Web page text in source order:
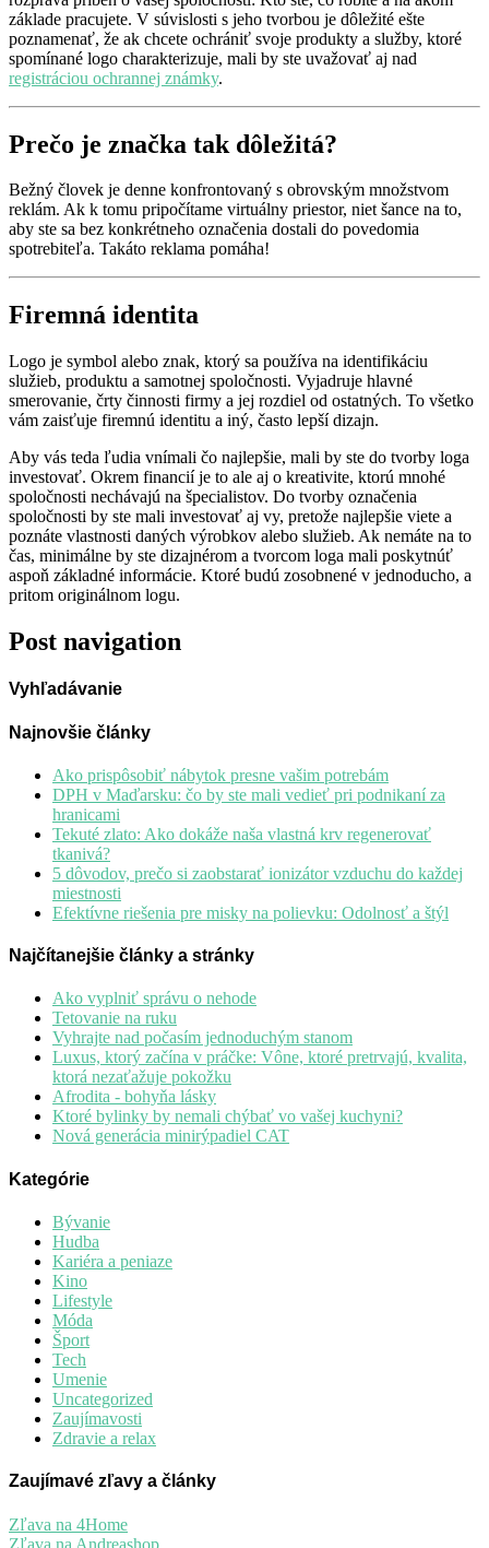
základe pracujete. V súvislosti s jeho tvorbou je dôležité ešte
poznamenať, že ak chcete ochrániť svoje produkty a služby, ktoré
spomínané logo charakterizuje, mali by ste uvažovať aj nad
registráciou ochrannej známky.
Prečo je značka tak dôležitá?
Bežný človek je denne konfrontovaný s obrovským množstvom
reklám. Ak k tomu pripočítame virtuálny priestor, niet šance na to,
aby ste sa bez konkrétneho označenia dostali do povedomia
spotrebiteľa. Takáto reklama pomáha!
Firemná identita
Logo je symbol alebo znak, ktorý sa používa na identifikáciu
služieb, produktu a samotnej spoločnosti. Vyjadruje hlavné
smerovanie, črty činnosti firmy a jej rozdiel od ostatných. To všetko
vám zaisťuje firemnú identitu a iný, často lepší dizajn.
Aby vás teda ľudia vnímali čo najlepšie, mali by ste do tvorby loga
investovať. Okrem financií je to ale aj o kreativite, ktorú mnohé
spoločnosti nechávajú na špecialistov. Do tvorby označenia
spoločnosti by ste mali investovať aj vy, pretože najlepšie viete a
poznáte vlastnosti daných výrobkov alebo služieb. Ak nemáte na to
čas, minimálne by ste dizajnérom a tvorcom loga mali poskytnúť
aspoň základné informácie. Ktoré budú zosobnené v jednoducho, a
pritom originálnom logu.
Post navigation
Vyhľadávanie
Najnovšie články
Ako prispôsobiť nábytok presne vašim potrebám
DPH v Maďarsku: čo by ste mali vedieť pri podnikaní za
hranicami
Tekuté zlato: Ako dokáže naša vlastná krv regenerovať
tkanivá?
5 dôvodov, prečo si zaobstarať ionizátor vzduchu do každej
miestnosti
Efektívne riešenia pre misky na polievku: Odolnosť a štýl
Najčítanejšie články a stránky
Ako vyplniť správu o nehode
Tetovanie na ruku
Vyhrajte nad počasím jednoduchým stanom
Luxus, ktorý začína v práčke: Vône, ktoré pretrvajú, kvalita,
ktorá nezaťažuje pokožku
Afrodita - bohyňa lásky
Ktoré bylinky by nemali chýbať vo vašej kuchyni?
Nová generácia minirýpadiel CAT
Kategórie
Bývanie
Hudba
Kariéra a peniaze
Kino
Lifestyle
Móda
Šport
Tech
Umenie
Uncategorized
Zaujímavosti
Zdravie a relax
Zaujímavé zľavy a články
Zľava na 4Home
Zľava na Andreashop